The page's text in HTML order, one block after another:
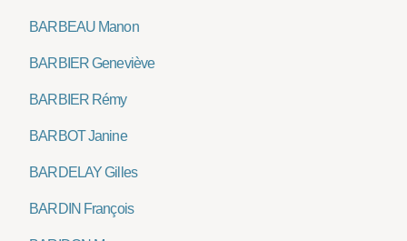
BARBEAU Manon
BARBIER Geneviève
BARBIER Rémy
BARBOT Janine
BARDELAY Gilles
BARDIN François